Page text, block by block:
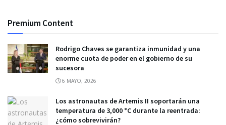
Premium Content
Rodrigo Chaves se garantiza inmunidad y una
enorme cuota de poder en el gobierno de su
sucesora
6 MAYO, 2026
Los astronautas de Artemis II soportarán una
temperatura de 3,000 °C durante la reentrada:
¿cómo sobrevivirán?